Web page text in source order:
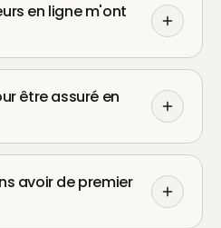
en ligne m'ont
être assuré en
avoir de premier